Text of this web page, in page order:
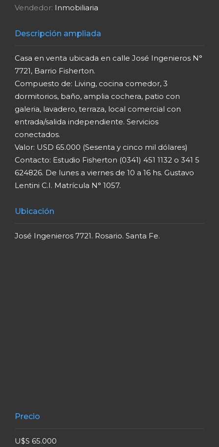
Vendedor: Inmobiliaria
Descripción ampliada
Casa en venta ubicada en calle José Ingenieros N°
7721, Barrio Fisherton.
Compuesto de: Living, cocina comedor, 3
dormitorios, baño, amplia cochera, patio con
galeria, lavadero, terraza, local comercial con
entrada/salida independiente. Servicios
conectados.
Valor: USD 65.000 (Sesenta y cinco mil dólares)
Contacto: Estudio Fisherton (0341) 451 1132 o 341 5
624826. De lunes a viernes de 10 a 16 hs. Gustavo
Lentini C.I. Matrícula N° 1057.
Ubicación
José Ingenieros 7721. Rosario. Santa Fe.
Precio
U$S 65.000